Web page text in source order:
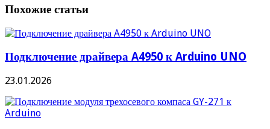
Похожие статьи
Подключение драйвера A4950 к Arduino UNO
23.01.2026